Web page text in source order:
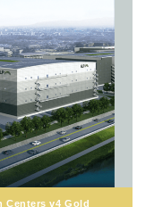
Centers v4 Gold